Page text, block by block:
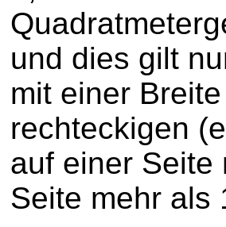
und dies gilt
mit einer
rechteckigen
auf einer Seite
Seite mehr als